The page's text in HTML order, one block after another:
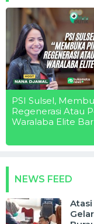
PSI Sulsel,
Regenerasi Atau
Waralaba Elite
NEWS FEED
Atasi